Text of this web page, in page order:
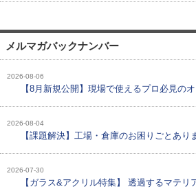
メルマガバックナンバー
2026-08-06
【8月新規公開】現場で使えるプロ必見の
2026-08-04
【課題解決】工場・倉庫のお困りごとあり
2026-07-30
【ガラス&アクリル特集】 透過するマテリ